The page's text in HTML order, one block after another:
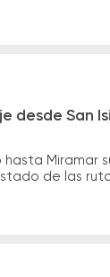
desde San
hasta
de las